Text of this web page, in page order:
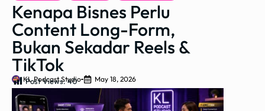
Kenapa Bisnes Perlu
Content Long-Form,
Bukan Sekadar Reels &
TikTok
KL Podcast Studio May 18, 2026
Post Views:40